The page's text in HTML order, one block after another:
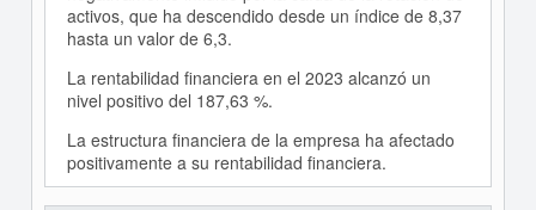
activos, que ha descendido desde un índice de 8,37
hasta un valor de 6,3.
La rentabilidad financiera en el 2023 alcanzó un
nivel positivo del 187,63 %.
La estructura financiera de la empresa ha afectado
positivamente a su rentabilidad financiera.